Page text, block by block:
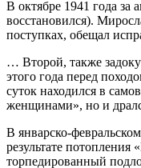
В октябре 1941 года
восстановился).
поступках, обещал
… Второй, также
этого года перед
суток находился в
женщинами», но и
В январско-
результате
торпедированный